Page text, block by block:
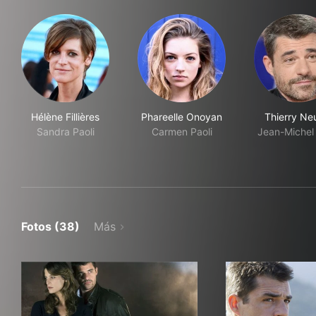
Hélène Fillières
Sandra Paoli
Phareelle Onoyan
Carmen Paoli
Thierry
Jean-Michel
Fotos (38) Más